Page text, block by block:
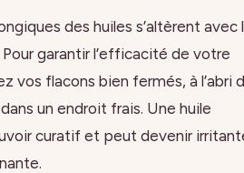
des huiles s’altèrent avec
garantir l’efficacité de votre
vos flacons bien fermés, à l’abri
un endroit frais. Une huile
curatif et peut devenir